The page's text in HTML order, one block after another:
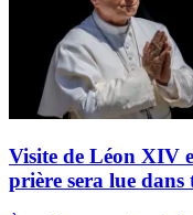
Visite de Léon XIV
prière sera lue dans